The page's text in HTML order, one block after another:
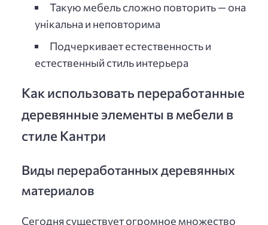
Такую мебель сложно повторить — она
унікальна и неповторима
Подчеркивает естественность и
естественный стиль интерьера
Как использовать переработанные
деревянные элементы в мебели в
стиле Кантри
Виды переработанных деревянных
материалов
Сегодня существует огромное множество